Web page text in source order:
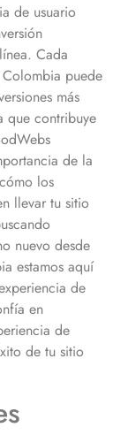
de usuario
Cada
puede
más
que contribuye
de la
los
llevar tu sitio
nuevo desde
estamos aquí
de
en
de
de tu sitio